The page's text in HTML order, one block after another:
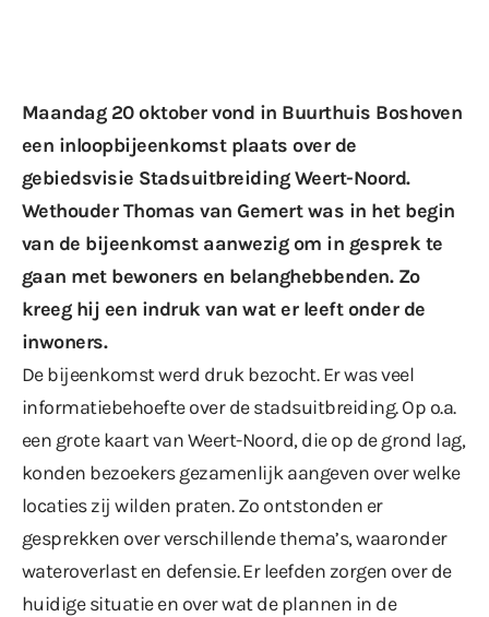
Maandag 20 oktober vond in Buurthuis Boshoven
een inloopbijeenkomst plaats over de
gebiedsvisie Stadsuitbreiding Weert-Noord.
Wethouder Thomas van Gemert was in het begin
van de bijeenkomst aanwezig om in gesprek te
gaan met bewoners en belanghebbenden. Zo
kreeg hij een indruk van wat er leeft onder de
inwoners.
De bijeenkomst werd druk bezocht. Er was veel
informatiebehoefte over de stadsuitbreiding. Op o.a.
een grote kaart van Weert-Noord, die op de grond lag,
konden bezoekers gezamenlijk aangeven over welke
locaties zij wilden praten. Zo ontstonden er
gesprekken over verschillende thema’s, waaronder
wateroverlasten defensie. Er leefden zorgen over de
huidige situatie en over wat de plannen in de